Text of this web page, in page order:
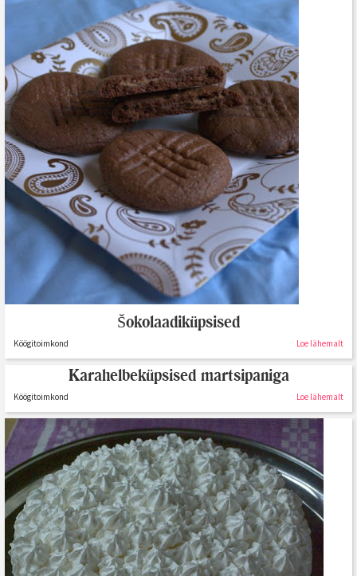
Šokolaadiküpsised
Köögitoimkond Loe lähemalt
Karahelbeküpsised martsipaniga
Köögitoimkond Loe lähemalt